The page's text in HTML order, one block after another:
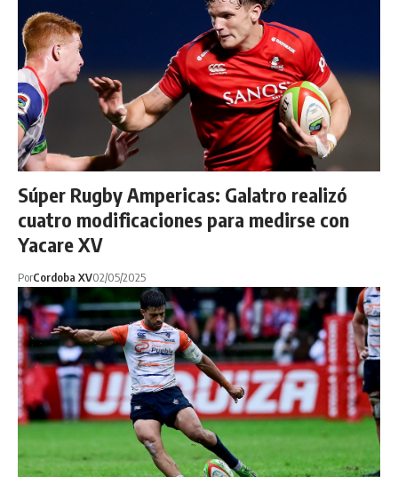
Súper Rugby Ampericas: Galatro realizó
cuatro modificaciones para medirse con
Yacare XV
PorCordoba XV02/05/2025